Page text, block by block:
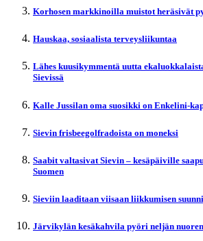
Korhosen markkinoilla muistot heräsivät
Hauskaa, sosiaalista terveysliikuntaa
Lähes kuusikymmentä uutta
Sievissä
Kalle Jussilan oma suosikki on Enkelini-
Sievin frisbeegolfradoista on moneksi
Saabit valtasivat Sievin – kesäpäiville
Suomen
Sieviin laaditaan viisaan liikkumisen
Järvikylän kesäkahvila pyöri neljän